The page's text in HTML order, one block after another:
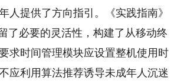
提供了方向指引。《实践指南》
了必要的灵活性，构建了从移动终
求时间管理模块应设置整机使用时
应利用算法推荐诱导未成年人沉迷